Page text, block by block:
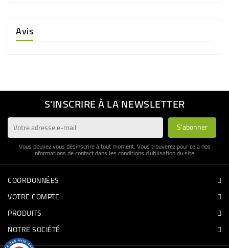
Avis
S'INSCRIRE À LA NEWSLETTER
Vous pouvez vous désinscrire à tout moment. Vous trouverez pour cela nos
informations de contact dans les conditions d'utilisation du site.
COORDONNÉES
VOTRE COMPTE
PRODUITS
NOTRE SOCIÉTÉ